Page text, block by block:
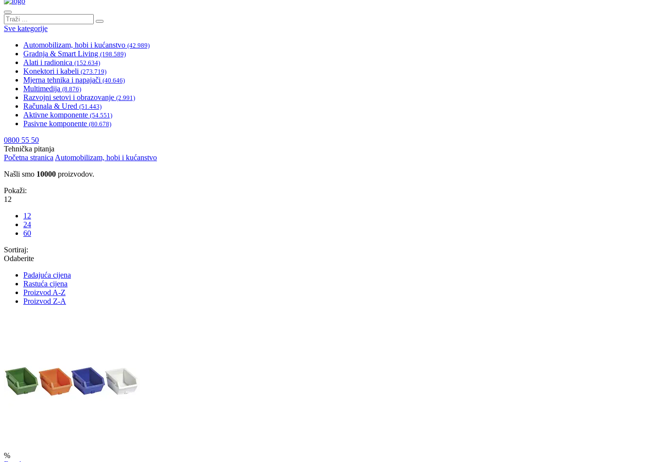
Sve kategorije
Automobilizam, hobi i kućanstvo (42.989)
Gradnja & Smart Living (198.589)
Alati i radionica (152.634)
Konektori i kabeli (273.719)
Mjerna tehnika i napajači (40.646)
Multimedija (8.876)
Razvojni setovi i obrazovanje (2.991)
Računala & Ured (51.443)
Aktivne komponente (54.551)
Pasivne komponente (80.678)
0800 55 50
Tehnička pitanja
Početna stranica Automobilizam, hobi i kućanstvo
Našli smo 10000 proizvodov.
Pokaži:
12
12
24
60
Sortiraj:
Odaberite
Padajuća cijena
Rastuća cijena
Proizvod A-Z
Proizvod Z-A
%